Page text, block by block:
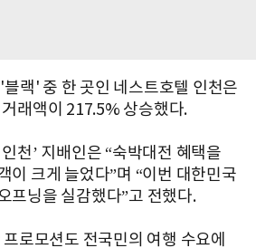
랙' 중 한 곳인 네스트호텔 인천은
래액이 217.5% 상승했다.
천’ 지배인은 “숙박대전 혜택을
이 크게 늘었다”며 “이번 대한민국
프닝을 실감했다”고 전했다.
로모션도 전국민의 여행 수요에